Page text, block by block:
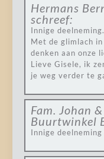
Hermans
schreef:
Innige deelneming.
Met de glimlach
denken aan onze
Lieve Gisele, ik
je weg verder te
Fam. Johan
Buurtwinkel
Innige